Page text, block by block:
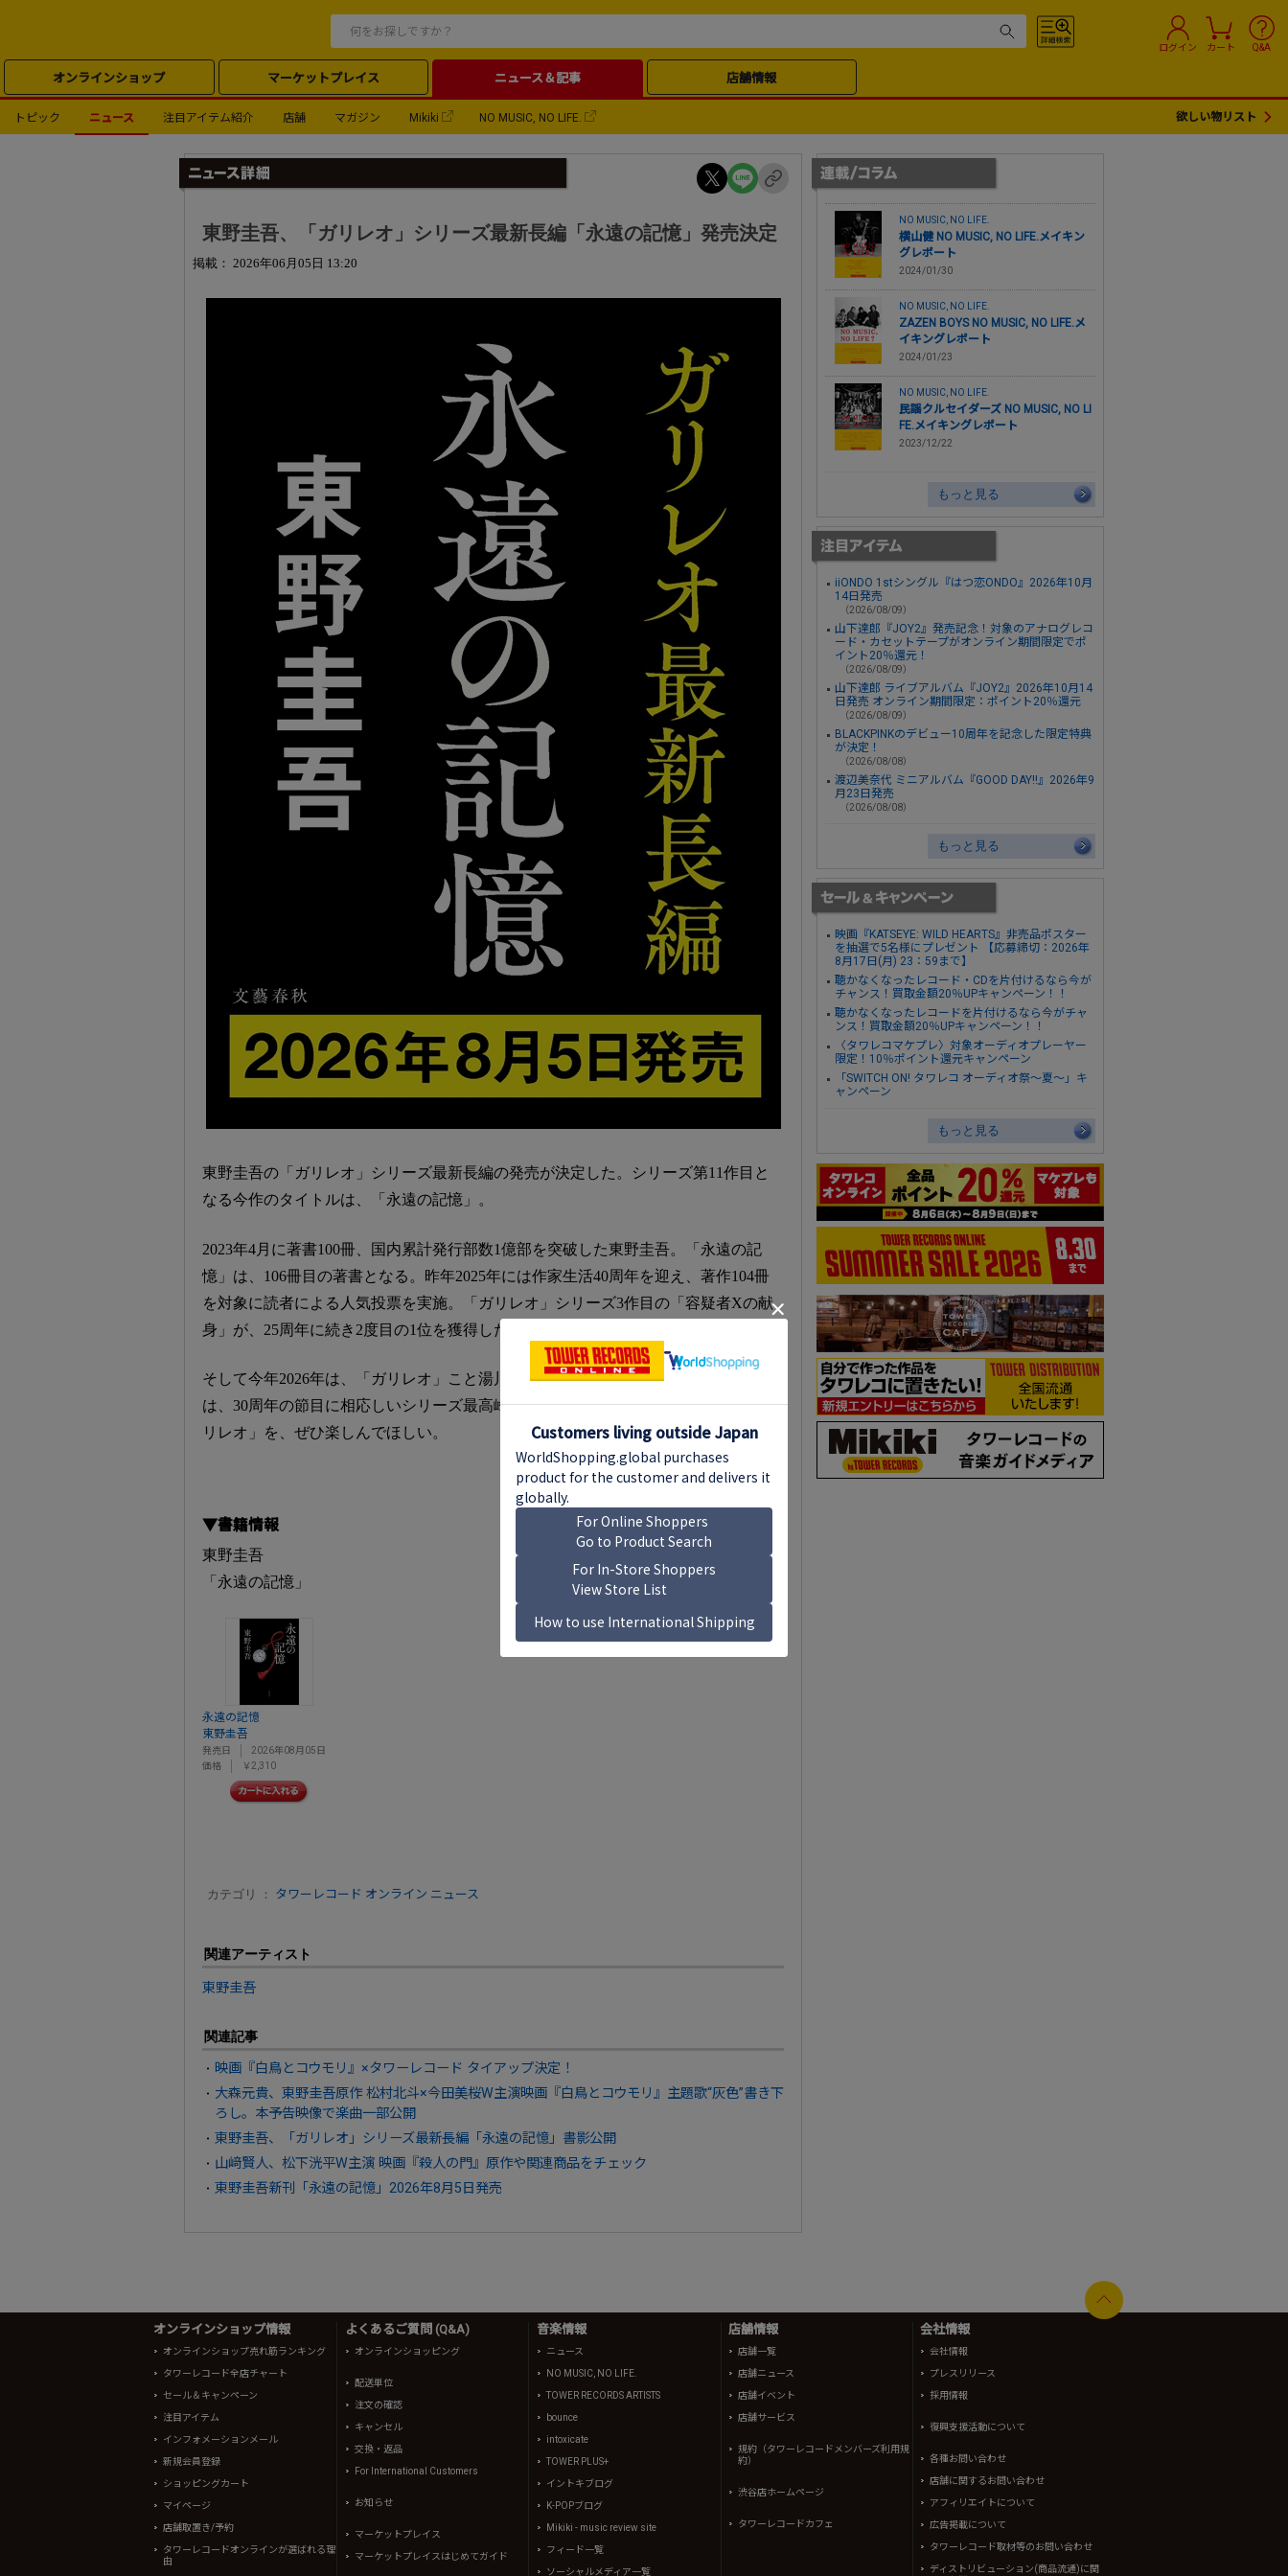
ログイン カート Q&A
オンラインショップ マーケットプレイス ニュース＆記事 店舗情報
トピック ニュース 注目アイテム紹介 店舗 マガジン Mikiki NO MUSIC, NO LIFE. 欲しい物リスト
東野圭吾、「ガリレオ」シリーズ最新長編「永遠の記憶」発売決定
掲載： 2026年06月05日 13:20
東野圭吾の「ガリレオ」シリーズ最新長編の発売が決定した。シリーズ第11作目と
なる今作のタイトルは、「永遠の記憶」。
2023年4月に著書100冊、国内累計発行部数1億部を突破した東野圭吾。「永遠の記
憶」は、106冊目の著書となる。昨年2025年には作家生活40周年を迎え、著作104冊
を対象に読者による人気投票を実施。「ガリレオ」シリーズ3作目の「容疑者Xの献
身」が、25周年に続き2度目の1位を獲得した。
そして今年2026年は、「ガリレオ」こと湯川学が登場してちょうど30年。最新作
は、30周年の節目に相応しいシリーズ最高峰の謎が届けられる。進化し続ける「ガ
リレオ」を、ぜひ楽しんでほしい。
▼書籍情報
東野圭吾
「永遠の記憶」
永遠の記憶
東野圭吾
発売日
2026年08月05日
価格
￥2,310
カテゴリ ： タワーレコード オンライン ニュース
関連アーティスト
東野圭吾
関連記事
映画『白鳥とコウモリ』×タワーレコード タイアップ決定！
大森元貴、東野圭吾原作 松村北斗×今田美桜W主演映画『白鳥とコウモリ』主題歌“灰色”書き下
ろし。本予告映像で楽曲一部公開
東野圭吾、「ガリレオ」シリーズ最新長編「永遠の記憶」書影公開
山﨑賢人、松下洸平W主演 映画『殺人の門』原作や関連商品をチェック
東野圭吾新刊「永遠の記憶」2026年8月5日発売
NO MUSIC, NO LIFE.
横山健 NO MUSIC, NO LIFE.メイキン
グレポート
2024/01/30
NO MUSIC, NO LIFE.
ZAZEN BOYS NO MUSIC, NO LIFE.メ
イキングレポート
2024/01/23
NO MUSIC, NO LIFE.
民謡クルセイダーズ NO MUSIC, NO LI
FE.メイキングレポート
2023/12/22
もっと見る
iiONDO 1stシングル『はつ恋ONDO』2026年10月
14日発売
（2026/08/09）
山下達郎『JOY2』発売記念！対象のアナログレコ
ード・カセットテープがオンライン期間限定でポ
イント20％還元！
（2026/08/09）
山下達郎 ライブアルバム『JOY2』2026年10月14
日発売 オンライン期間限定：ポイント20％還元
（2026/08/09）
BLACKPINKのデビュー10周年を記念した限定特典
が決定！
（2026/08/08）
渡辺美奈代 ミニアルバム『GOOD DAY!!』2026年9
月23日発売
（2026/08/08）
もっと見る
映画『KATSEYE: WILD HEARTS』非売品ポスター
を抽選で5名様にプレゼント 【応募締切：2026年
8月17日(月) 23：59まで】
聴かなくなったレコード・CDを片付けるなら今が
チャンス！買取金額20％UPキャンペーン！！
聴かなくなったレコードを片付けるなら今がチャ
ンス！買取金額20％UPキャンペーン！！
〈タワレコマケプレ〉対象オーディオプレーヤー
限定！10％ポイント還元キャンペーン
「SWITCH ON! タワレコ オーディオ祭～夏～」キ
ャンペーン
もっと見る
オンラインショップ情報
オンラインショップ売れ筋ランキング
タワーレコード全店チャート
セール＆キャンペーン
注目アイテム
インフォメーションメール
新規会員登録
ショッピングカート
マイページ
店舗取置き/予約
タワーレコードオンラインが選ばれる理
由
よくあるご質問 (Q&A)
オンラインショッピング
配送単位
注文の確認
キャンセル
交換・返品
For International Customers
お知らせ
マーケットプレイス
マーケットプレイスはじめてガイド
音楽情報
ニュース
NO MUSIC, NO LIFE.
TOWER RECORDS ARTISTS
bounce
intoxicate
TOWER PLUS+
イントキブログ
K-POPブログ
Mikiki - music review site
フィード一覧
ソーシャルメディア一覧
店舗情報
店舗一覧
店舗ニュース
店舗イベント
店舗サービス
規約（タワーレコードメンバーズ利用規
約）
渋谷店ホームページ
タワーレコードカフェ
会社情報
会社情報
プレスリリース
採用情報
復興支援活動について
各種お問い合わせ
店舗に関するお問い合わせ
アフィリエイトについて
広告掲載について
タワーレコード取材等のお問い合わせ
ディストリビューション(商品流通)に関